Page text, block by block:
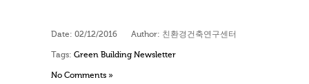
Date: 02/12/2016 Author: 친환경건축연구센터
Tags: Green Building Newsletter
No Comments »